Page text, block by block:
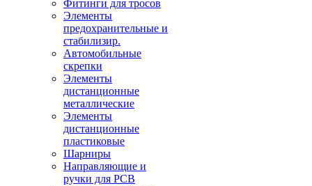
Фитинги для тросов
Элементы
предохранительные и
стабилизир.
Автомобильные
скрепки
Элементы
дистанционные
металлические
Элементы
дистанционные
пластиковые
Шарниры
Направляющие и
ручки для PCB